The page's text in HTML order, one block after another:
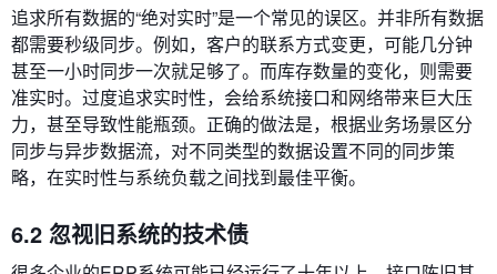
追求所有数据的“绝对实时”是一个常见的误区。并非所有数据
都需要秒级同步。例如，客户的联系方式变更，可能几分钟
甚至一小时同步一次就足够了。而库存数量的变化，则需要
准实时。过度追求实时性，会给系统接口和网络带来巨大压
力，甚至导致性能瓶颈。正确的做法是，根据业务场景区分
同步与异步数据流，对不同类型的数据设置不同的同步策
略，在实时性与系统负载之间找到最佳平衡。
6.2 忽视旧系统的技术债